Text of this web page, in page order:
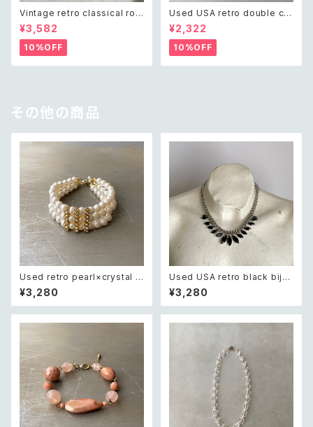
Vintage retro classical rou
gh cut shell beads necklac
e レトロ ヴィンテージ アクセサ
リー クラシカル ラフカット シェ
ル ビーズ ネックレス
¥3,582
10%OFF
Used USA retro double cro
ss crystal bijou bangle レト
ロ アメリカ ユーズド アクセサリ
ー ゴールド ダブル クロス ビジ
ュー バングル
¥2,322
10%OFF
その他の商品
Used retro pearl×crystal b
ijou wide bracelet レトロ ユ
ーズド アクセサリー クリスタル
ビジュー 3連 ワイド ブレスレッ
¥3,280
Used USA retro black bijo
u necklace レトロ アメリカ ユ
ーズド アクセサリー ブラック ビ
ジュー ネックレス
¥3,280